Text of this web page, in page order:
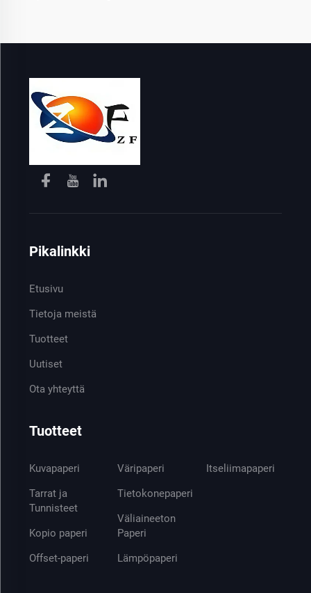
Pikalinkki
Etusivu
Tietoja meistä
Tuotteet
Uutiset
Ota yhteyttä
Tuotteet
Kuvapaperi
Tarrat ja
Tunnisteet
Kopio paperi
Offset-paperi
Väripaperi
Tietokonepaperi
Väliaineeton
Paperi
Lämpöpaperi
Itseliimapaperi